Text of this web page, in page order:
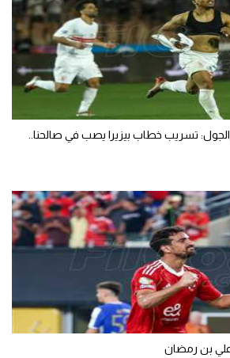
تسريب خطاب بيزيرا يصب في صالحنا..
بن رمضان